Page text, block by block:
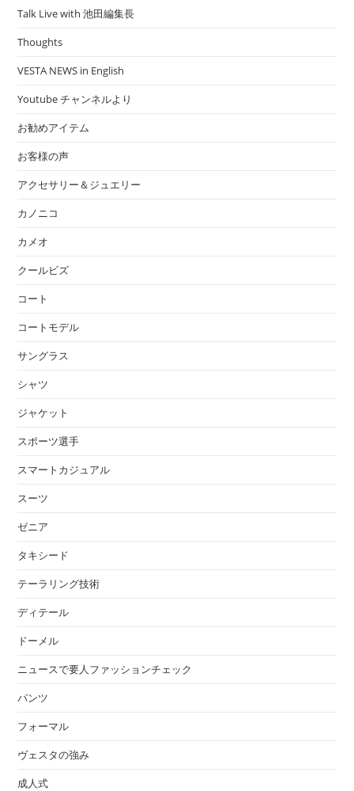
Talk Live with 池田編集長
Thoughts
VESTA NEWS in English
Youtube チャンネルより
お勧めアイテム
お客様の声
アクセサリー＆ジュエリー
カノニコ
カメオ
クールビズ
コート
コートモデル
サングラス
シャツ
ジャケット
スポーツ選手
スマートカジュアル
スーツ
ゼニア
タキシード
テーラリング技術
ディテール
ドーメル
ニュースで要人ファッションチェック
パンツ
フォーマル
ヴェスタの強み
成人式